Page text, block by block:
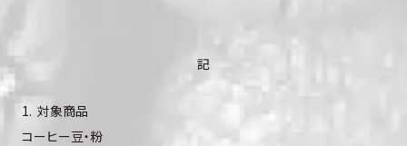
記
1. 対象商品
コーヒー豆・粉